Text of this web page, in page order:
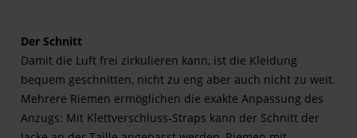
Der Schnitt
Damit die Luft frei zirkulieren kann, ist die Kleidung
bequem geschnitten, nicht zu eng aber auch nicht zu weit.
Mehrere Riemen ermöglichen die exakte Anpassung des
Anzugs: Mit Klettverschluss-Straps kann der Schnitt der